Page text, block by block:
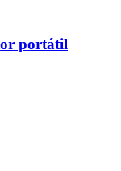
portátil